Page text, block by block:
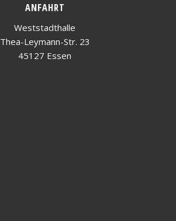
ANFAHRT
Weststadthalle
Thea-Leymann-Str. 23
45127 Essen